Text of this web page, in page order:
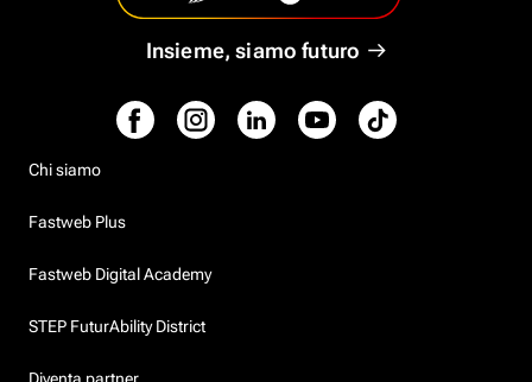
Insieme, siamo futuro
Chi siamo
Fastweb Plus
Fastweb Digital Academy
STEP FuturAbility District